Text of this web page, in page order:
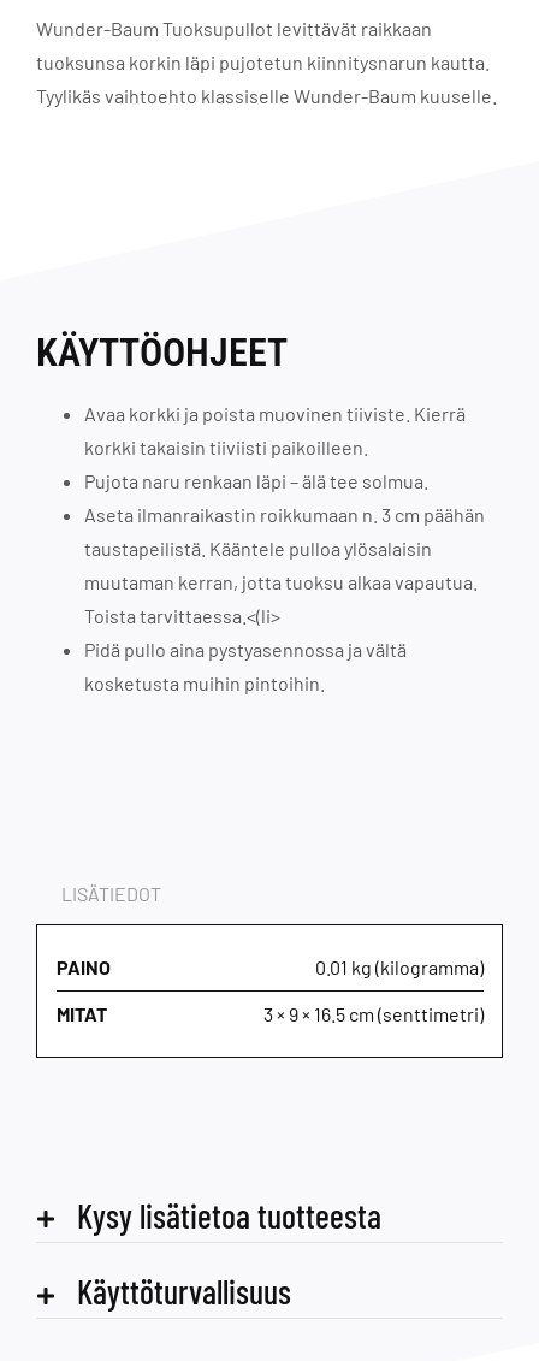
Wunder-Baum Tuoksupullot levittävät raikkaan
tuoksunsa korkin läpi pujotetun kiinnitysnarun kautta.
Tyylikäs vaihtoehto klassiselle Wunder-Baum kuuselle.
KÄYTTÖOHJEET
Avaa korkki ja poista muovinen tiiviste. Kierrä
korkki takaisin tiiviisti paikoilleen.
Pujota naru renkaan läpi – älä tee solmua.
Aseta ilmanraikastin roikkumaan n. 3 cm päähän
taustapeilistä. Kääntele pulloa ylösalaisin
muutaman kerran, jotta tuoksu alkaa vapautua.
Toista tarvittaessa.<(li>
Pidä pullo aina pystyasennossa ja vältä
kosketusta muihin pintoihin.
LISÄTIEDOT
PAINO 0.01 kg (kilogramma)
MITAT 3 × 9 × 16.5 cm (senttimetri)
Kysy lisätietoa tuotteesta
Käyttöturvallisuus